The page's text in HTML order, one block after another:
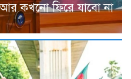
আর কখনো ফিরে যাবো না